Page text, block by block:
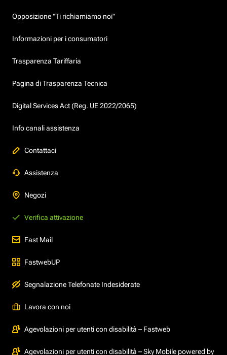
Opposizione "Ti richiamiamo noi"
Informazioni per i consumatori
Trasparenza Tariffaria
Pagina di Trasparenza Tecnica
Digital Services Act (Reg. UE 2022/2065)
Info canali assistenza
Contattaci
Assistenza
Negozi
Verifica attivazione
Fast Mail
FastwebUP
Segnalazione Telefonate Indesiderate
Lavora con noi
Agevolazioni per utenti con disabilità – Fastweb
Agevolazioni per utenti con disabilità – Sky Mobile powered by